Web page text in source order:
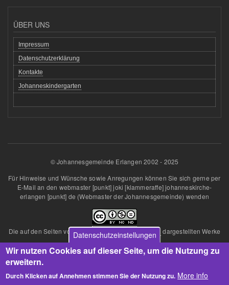
ÜBER UNS
Impressum
Datenschutzerklärung
Kontakte
Johanneskindergarten
© Johannesgemeinde Erlangen 2002 - 2025
Für Hinweise und Wünsche sowie Anregungen können Sie sich gerne per
E-Mail an den webmaster [punkt]joki [klammeraffe]johanneskirche-
erlangen [punkt] de (Webmaster der Johannesgemeinde) wenden
Die auf den Seiten vonJohannesgemeinde Erlangen dargestellten Werke
sind lizenziert unter einer
Creative Commons Namensnennung - Nicht kommerziell - Keine
Über diese Lizenz hinausgehende Erlaubnisse können Sie
unterAnsprechpartnerbeim Webmaster erhalten.
Datenschutzeinstellungen
Wir nutzen Cookies auf dieser Seite, um die Nutzung zu
erweitern.
Durch Klicken auf Annehmen stimmen Sie der Nutzung zu. More info